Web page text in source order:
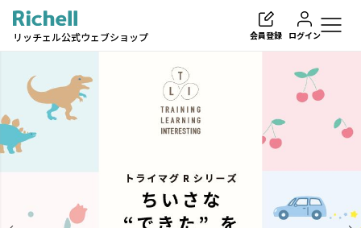
リッチェル公式ウェブショップ 会員登録 ログイン